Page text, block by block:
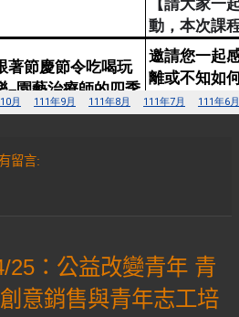
留言:
25：公益改變青年 青
意銷售與青年志工培